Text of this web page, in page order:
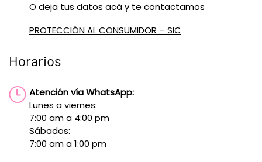
O deja tus datos acáy te contactamos
PROTECCIÓN AL CONSUMIDOR – SIC
Horarios
Atención vía WhatsApp:
Lunes a viernes:
7:00 am a 4:00 pm
Sábados:
7:00 am a 1:00 pm